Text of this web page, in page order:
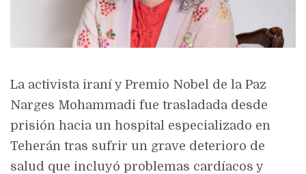
La activista iraní y Premio Nobel de la Paz
Narges Mohammadi fue trasladada desde
prisión hacia un hospital especializado en
Teherán tras sufrir un grave deterioro de
salud que incluyó problemas cardíacos y